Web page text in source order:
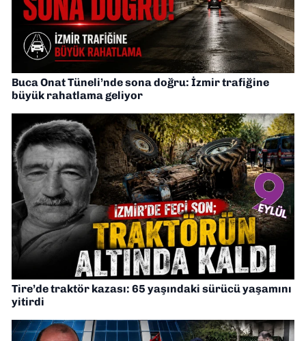
Buca Onat Tüneli’nde sona doğru: İzmir trafiğine
büyük rahatlama geliyor
Tire’de traktör kazası: 65 yaşındaki sürücü yaşamını
yitirdi